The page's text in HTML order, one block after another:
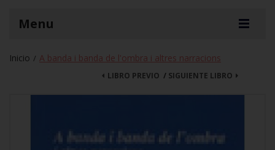
Menu
Inicio / A banda i banda de l'ombra i altres narracions
SIGUIENTE LIBRO
LIBRO PREVIO /